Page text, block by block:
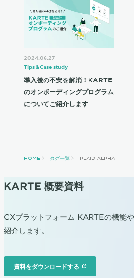
2024.06.27
Tips＆Case study
導入後の不安を解消！KARTE
のオンボーディングプログラム
についてご紹介します
HOME タグ一覧 PLAID ALPHA
KARTE 概要資料
CXプラットフォーム KARTEの機能
紹介します。
資料をダウンロードする